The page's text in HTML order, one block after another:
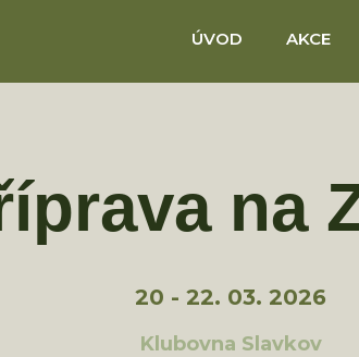
ÚVOD AKCE
na
20 - 22. 03. 2026
Klubovna Slavkov